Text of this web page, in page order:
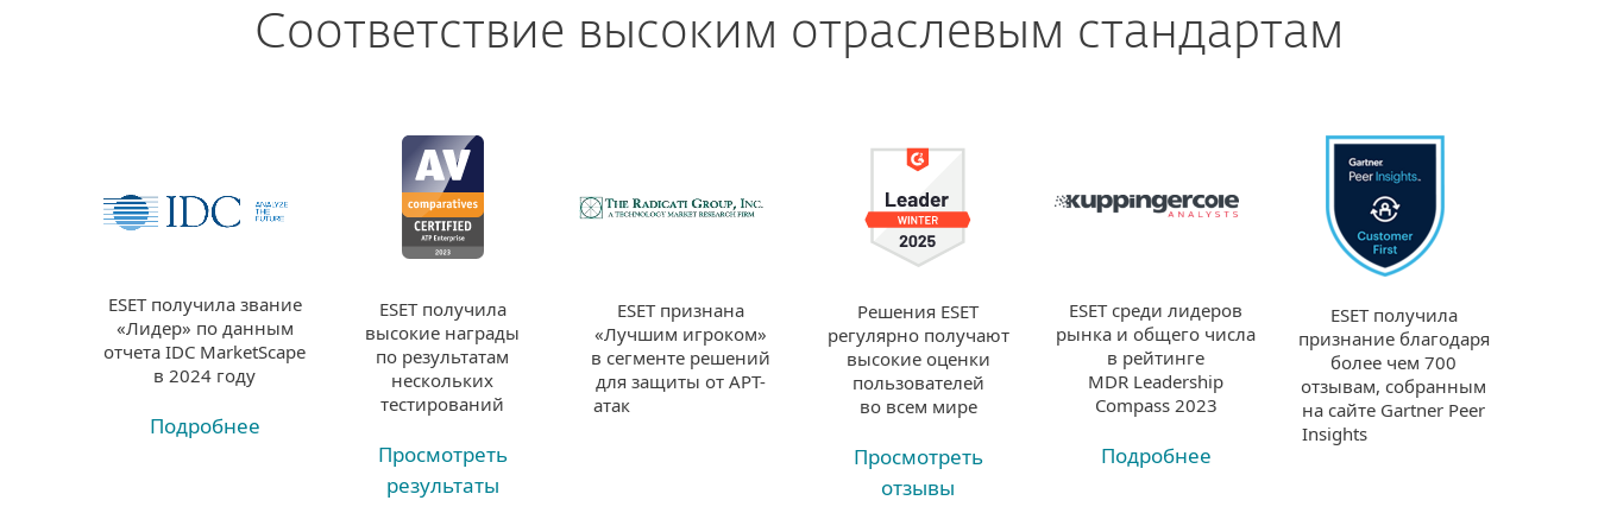
Соответствие высоким отраслевым стандартам
ESET получила звание
«Лидер» по данным
отчета IDC MarketScape
в 2024 году
Подробнее
ESET получила
высокие награды
по результатам
нескольких
тестирований
Просмотреть
результаты
ESET признана
«Лучшим игроком»
в сегменте решений
для защиты от APT-
атак
Решения ESET
регулярно получают
высокие оценки
пользователей
во всем мире
Просмотреть
отзывы
ESET среди лидеров
рынка и общего числа
в рейтинге
MDR Leadership
Compass 2023
Подробнее
ESET получила
признание благодаря
более чем 700
отзывам, собранным
на сайте Gartner Peer
Insights